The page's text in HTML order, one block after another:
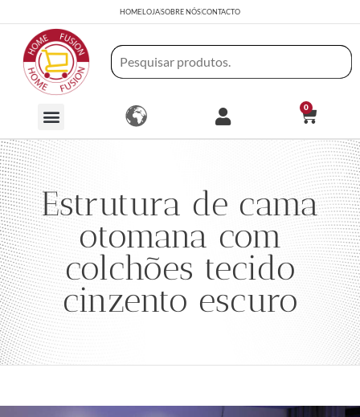
HOMELOJASOBRE NÓSCONTACTO
0
Estrutura de cama
otomana com
colchões tecido
cinzento escuro